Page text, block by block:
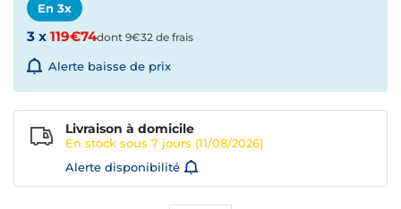
En 3x
3 x 119€74dont 9€32 de frais
Alerte baisse de prix
Livraison à domicile
En stock sous 7 jours (11/08/2026)
Alerte disponibilité